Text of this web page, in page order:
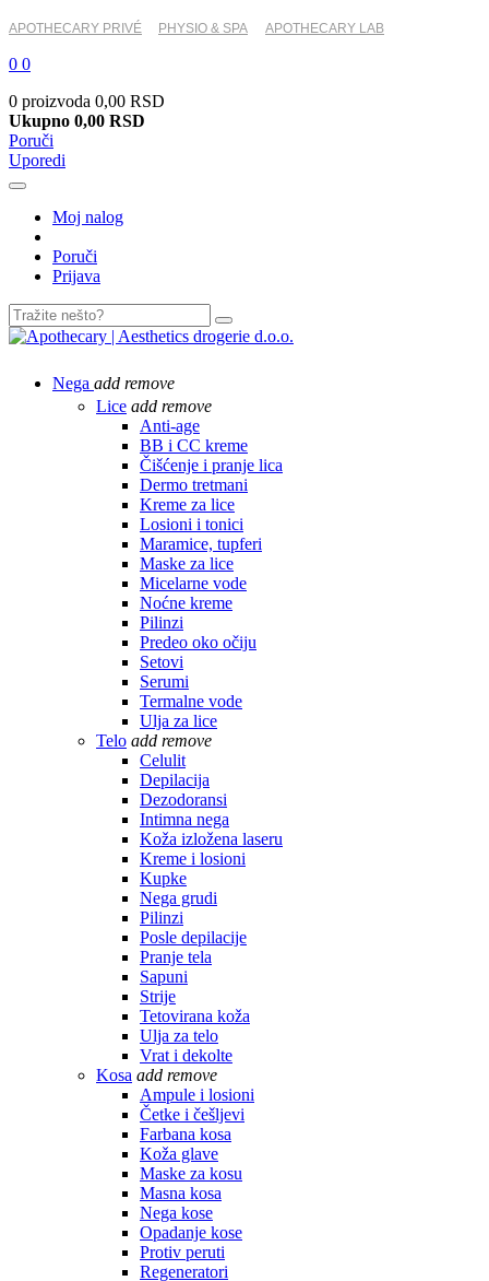
APOTHECARY PRIVÉ PHYSIO & SPA APOTHECARY LAB
0 0
0 proizvoda 0,00 RSD
Ukupno 0,00 RSD
Poruči
Uporedi
Moj nalog
Poruči
Prijava
Nega add remove
Lice add remove
Anti-age
BB i CC kreme
Čišćenje i pranje lica
Dermo tretmani
Kreme za lice
Losioni i tonici
Maramice, tupferi
Maske za lice
Micelarne vode
Noćne kreme
Pilinzi
Predeo oko očiju
Setovi
Serumi
Termalne vode
Ulja za lice
Telo add remove
Celulit
Depilacija
Dezodoransi
Intimna nega
Koža izložena laseru
Kreme i losioni
Kupke
Nega grudi
Pilinzi
Posle depilacije
Pranje tela
Sapuni
Strije
Tetovirana koža
Ulja za telo
Vrat i dekolte
Kosa add remove
Ampule i losioni
Četke i češljevi
Farbana kosa
Koža glave
Maske za kosu
Masna kosa
Nega kose
Opadanje kose
Protiv peruti
Regeneratori